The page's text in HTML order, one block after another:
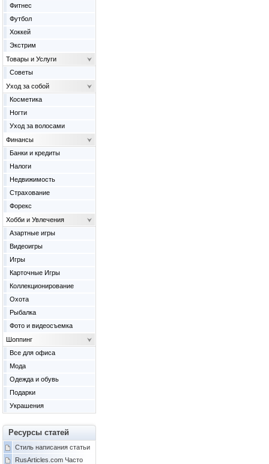
Фитнес
Футбол
Хоккей
Экстрим
Товары и Услуги
Советы
Уход за собой
Косметика
Ногти
Уход за волосами
Финансы
Банки и кредиты
Налоги
Недвижимость
Страхование
Форекс
Хобби и Увлечения
Азартные игры
Видеоигры
Игры
Карточные Игры
Коллекционирование
Охота
Рыбалка
Фото и видеосъемка
Шоппинг
Все для офиса
Мода
Одежда и обувь
Подарки
Украшения
Ресурсы статей
Стиль написания статьи
RusArticles.com Часто